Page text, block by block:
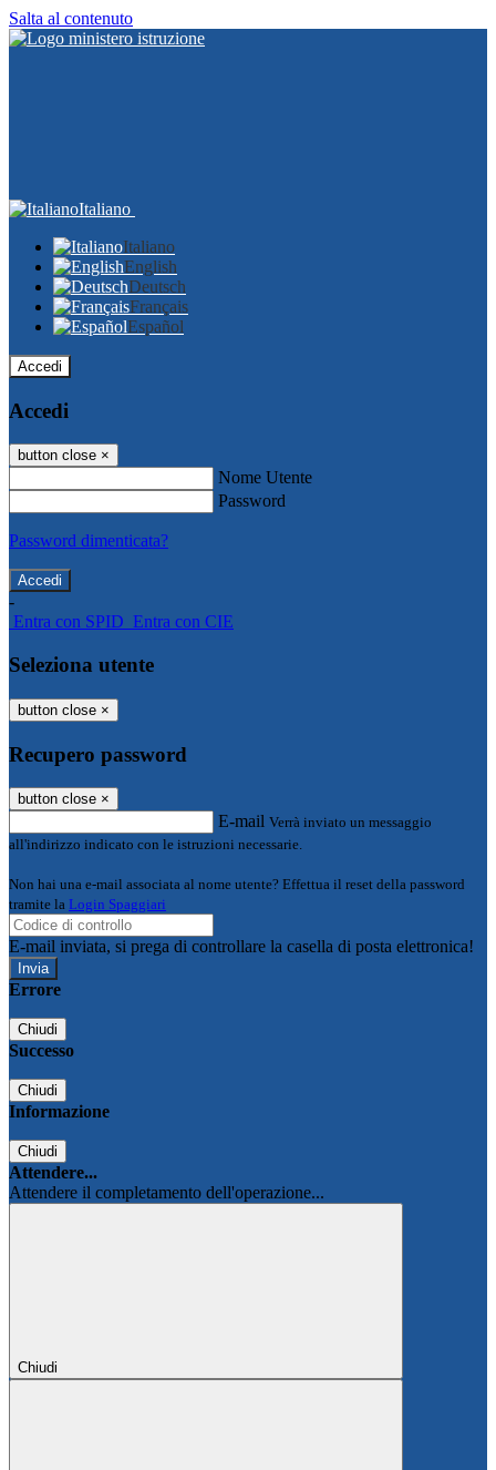
Salta al contenuto
Italiano
Italiano
English
Deutsch
Français
Español
Accedi
Accedi
button close ×
Nome Utente
Password
Password dimenticata?
-
Entra con SPID Entra con CIE
Seleziona utente
button close ×
Recupero password
button close ×
E-mail Verrà inviato un messaggio
all'indirizzo indicato con le istruzioni necessarie.
Non hai una e-mail associata al nome utente? Effettua il reset della password
tramite la Login Spaggiari
E-mail inviata, si prega di controllare la casella di posta elettronica!
Errore
Chiudi
Successo
Chiudi
Informazione
Chiudi
Attendere...
Attendere il completamento dell'operazione...
Chiudi